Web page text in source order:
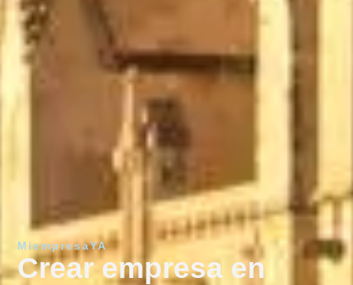
MiempresaYA
Crear empresa en